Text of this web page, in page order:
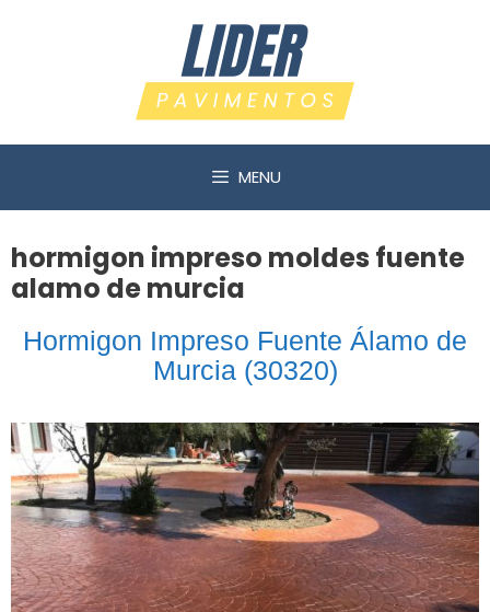
MENU
hormigon impreso moldes fuente
alamo de murcia
Hormigon Impreso Fuente Álamo de
Murcia (30320)